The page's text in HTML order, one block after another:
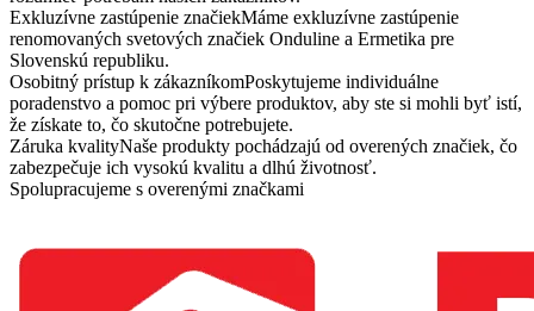
Exkluzívne zastúpenie značiekMáme exkluzívne zastúpenie
renomovaných svetových značiek Onduline a Ermetika pre
Slovenskú republiku.
Osobitný prístup k zákazníkomPoskytujeme individuálne
poradenstvo a pomoc pri výbere produktov, aby ste si mohli byť istí,
že získate to, čo skutočne potrebujete.
Záruka kvalityNaše produkty pochádzajú od overených značiek, čo
zabezpečuje ich vysokú kvalitu a dlhú životnosť.
Spolupracujeme s overenými značkami